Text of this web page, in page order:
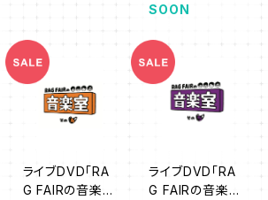
SOON
ライブDVD「RA
G FAIRの音楽室
ライブDVD「RA
G FAIRの音楽室